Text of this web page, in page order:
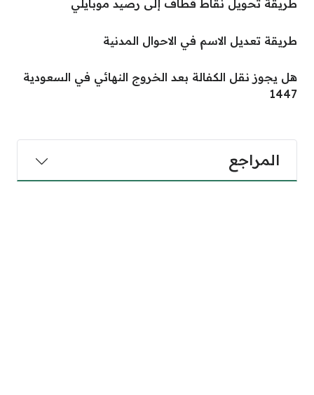
طريقة تحويل نقاط قطاف إلى رصيد موبايلي
طريقة تعديل الاسم في الاحوال المدنية
هل يجوز نقل الكفالة بعد الخروج النهائي في السعودية
1447
المراجع